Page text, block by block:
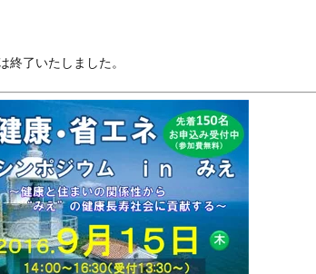
終了いたしました。